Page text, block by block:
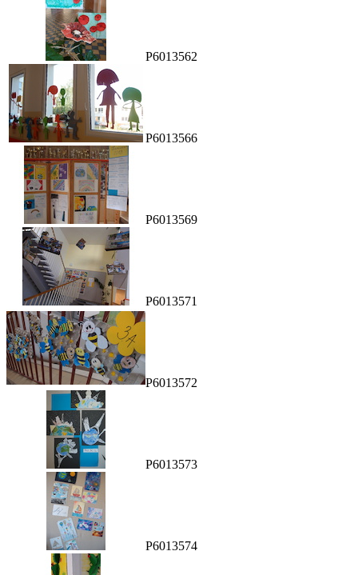
P6013562
P6013566
P6013569
P6013571
P6013572
P6013573
P6013574